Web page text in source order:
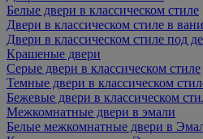
Белые двери в классическом стиле
Двери в классическом стиле в
Двери в классическом стиле под
Крашеные двери
Серые двери в классическом стиле
Темные двери в классическом
Бежевые двери в классическом
Межкомнатные двери в эмали
Белые межкомнатные двери в